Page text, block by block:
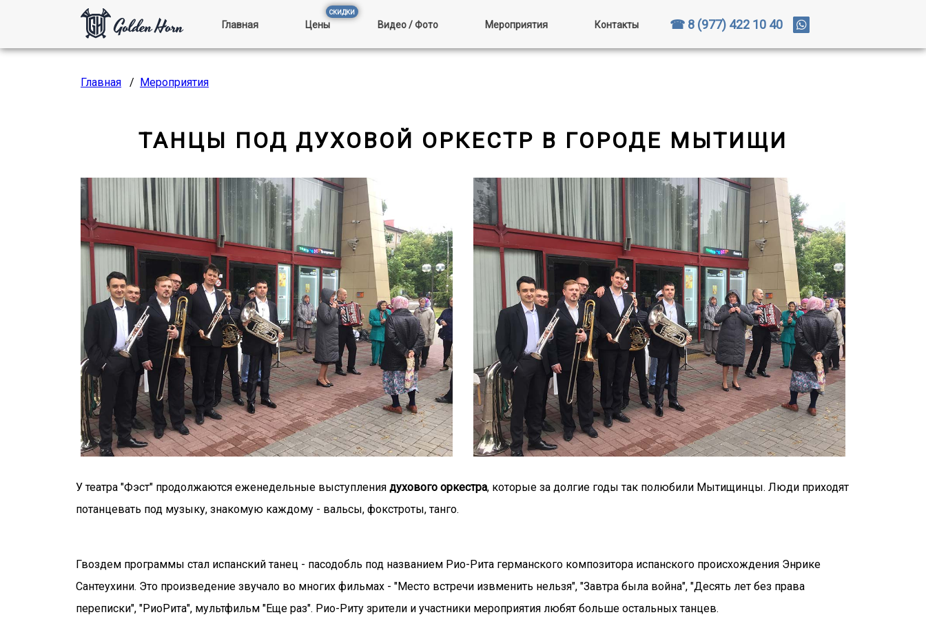
Главная Цены Видео / Фото Мероприятия Контакты ☎ 8 (977) 422 10 40
Главная / Мероприятия
ТАНЦЫ ПОД ДУХОВОЙ ОРКЕСТР В ГОРОДЕ МЫТИЩИ
У театра "Фэст" продолжаются еженедельные выступления духового оркестра, которые за долгие годы так полюбили Мытищинцы. Люди приходят
потанцевать под музыку, знакомую каждому - вальсы, фокстроты, танго.
Гвоздем программы стал испанский танец - пасодобль под названием Рио-Рита германского композитора испанского происхождения Энрике
Сантеухини. Это произведение звучало во многих фильмах - "Место встречи извменить нельзя", "Завтра была война", "Десять лет без права
переписки", "РиоРита", мультфильм "Еще раз". Рио-Риту зрители и участники мероприятия любят больше остальных танцев.